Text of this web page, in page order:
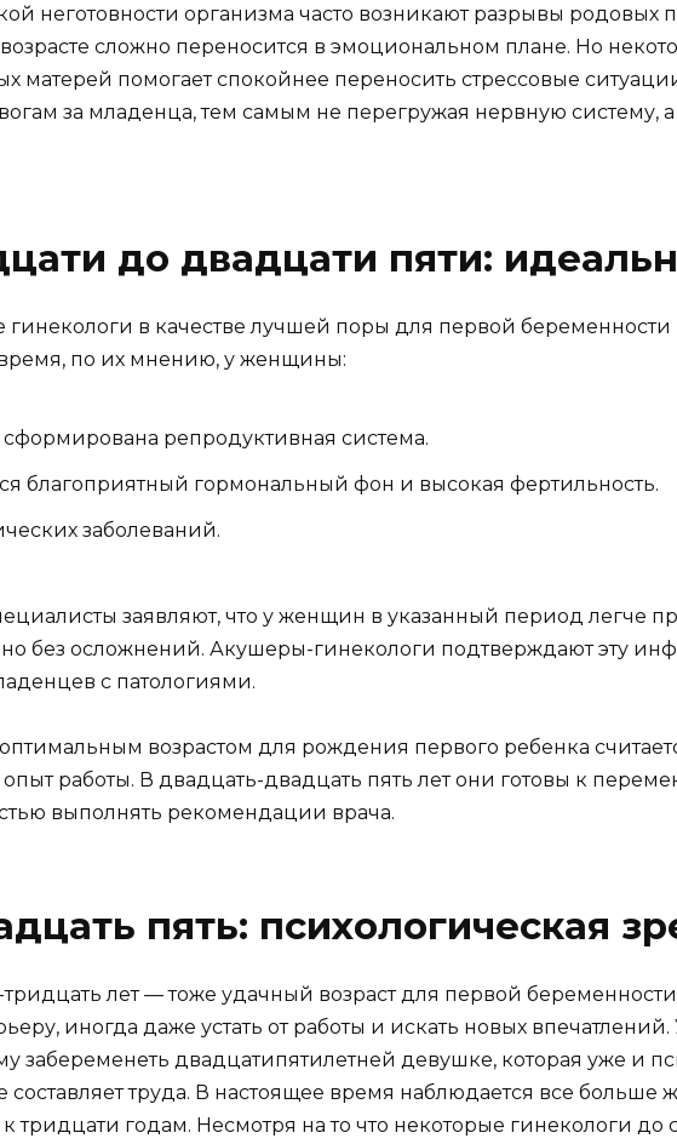
неготовности организма часто возникают разрывы родовых
сложно переносится в эмоциональном плане. Но
матерей помогает спокойнее переносить стрессовые
за младенца, тем самым не перегружая нервную систему, а
до двадцати пяти:
гинекологи в качестве лучшей поры для первой
время, по их мнению, у женщины:
репродуктивная система.
благоприятный гормональный фон и высокая фертильность.
заболеваний.
заявляют, что у женщин в указанный период легче
без осложнений. Акушеры-гинекологи подтверждают эту
с патологиями.
возрастом для рождения первого ребенка
работы. В двадцать-двадцать пять лет они готовы к
выполнять рекомендации врача.
пять: психологическая
лет — тоже удачный возраст для первой
иногда даже устать от работы и искать новых
забеременеть двадцатипятилетней девушке, которая уже и
составляет труда. В настоящее время наблюдается все
тридцати годам. Несмотря на то что некоторые гинекологи до